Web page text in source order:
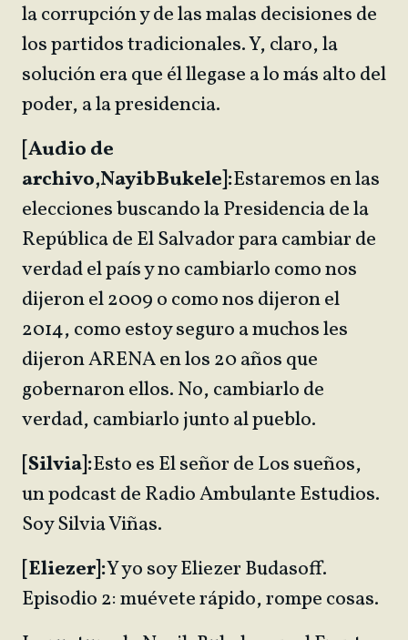
la corrupción y de las malas decisiones de
los partidos tradicionales. Y, claro, la
solución era que él llegase a lo más alto del
poder, a la presidencia.
[Audio de
archivo,NayibBukele]:Estaremos en las
elecciones buscando la Presidencia de la
República de El Salvador para cambiar de
verdad el país y no cambiarlo como nos
dijeron el 2009 o como nos dijeron el
2014, como estoy seguro a muchos les
dijeron ARENA en los 20 años que
gobernaron ellos. No, cambiarlo de
verdad, cambiarlo junto al pueblo.
[Silvia]:Esto es El señor de Los sueños,
un podcast de Radio Ambulante Estudios.
Soy Silvia Viñas.
[Eliezer]:Y yo soy Eliezer Budasoff.
Episodio 2: muévete rápido, rompe cosas.